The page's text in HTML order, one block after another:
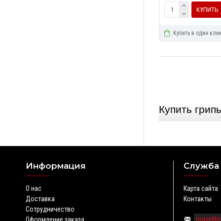
КУПИТЬ
Купить в один
Купить
Интернет-
Время
турников
отличающимся
ассортимент
Информация
О нас
Доставка
Сотрудничество
Карта сайта
Контакты